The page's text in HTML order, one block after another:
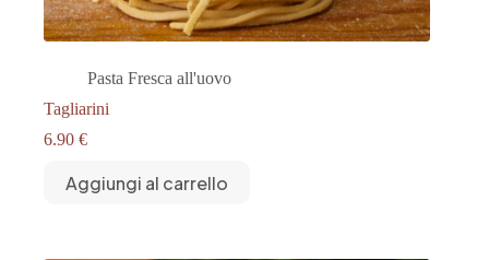
Pasta Fresca all'uovo
Tagliarini
6.90 €
Aggiungi al carrello